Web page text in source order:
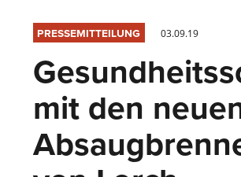
PRESSEMITTEILUNG 03.09.19
mit den